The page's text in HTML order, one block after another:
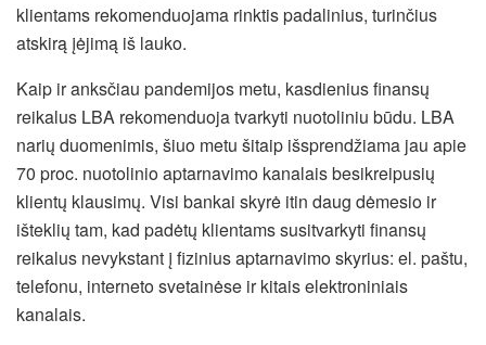
klientams rekomenduojama rinktis padalinius, turinčius
atskirą įėjimą iš lauko.
Kaip ir anksčiau pandemijos metu, kasdienius finansų
reikalus LBA rekomenduoja tvarkyti nuotoliniu būdu. LBA
narių duomenimis, šiuo metu šitaip išsprendžiama jau apie
70 proc. nuotolinio aptarnavimo kanalais besikreipusių
klientų klausimų. Visi bankai skyrė itin daug dėmesio ir
išteklių tam, kad padėtų klientams susitvarkyti finansų
reikalus nevykstant į fizinius aptarnavimo skyrius: el. paštu,
telefonu, interneto svetainėse ir kitais elektroniniais
kanalais.